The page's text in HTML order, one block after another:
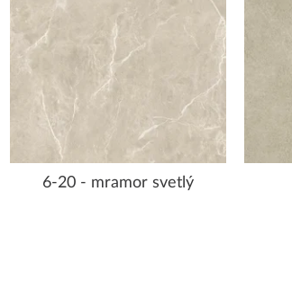
6-20 - mramor svetlý